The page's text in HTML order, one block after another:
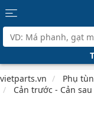
vietparts.vn Phụ
Cản trước - Cản sau